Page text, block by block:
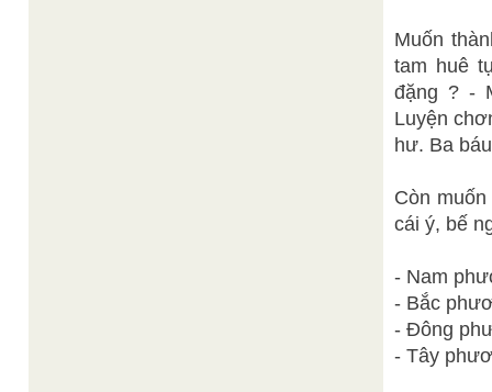
Muốn
tam huê
đặng ? -
Luyện
hư. Ba
Còn
cái ý, bế
- Nam
- Bắc
- Đông
- Tây